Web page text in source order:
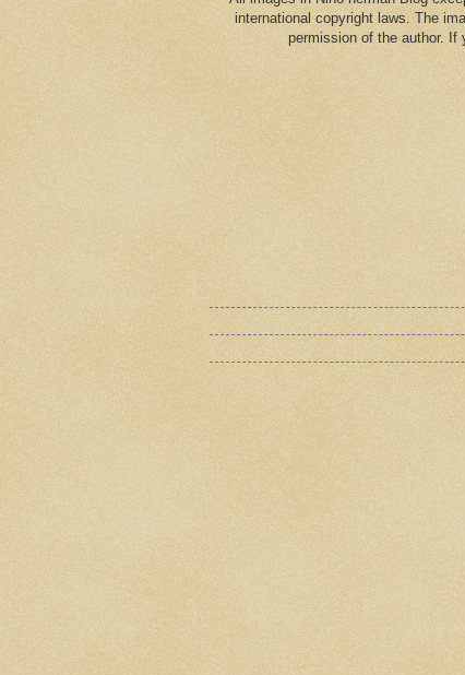
international copyright laws. The
permission of the author. If